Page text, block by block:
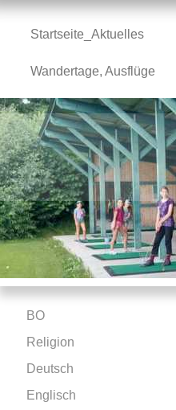
Startseite_Aktuelles
Wandertage, Ausflüge
BO
Religion
Deutsch
Englisch